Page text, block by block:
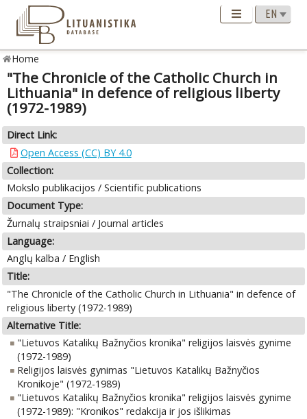
Home
"The Chronicle of the Catholic Church in
Lithuania" in defence of religious liberty
(1972-1989)
Direct Link:
Open Access (CC) BY 4.0
Collection:
Mokslo publikacijos / Scientific publications
Document Type:
Žurnalų straipsniai / Journal articles
Language:
Anglų kalba / English
Title:
"The Chronicle of the Catholic Church in Lithuania" in defence of
religious liberty (1972-1989)
Alternative Title:
"Lietuvos Katalikų Bažnyčios kronika" religijos laisvės gynime
(1972-1989)
Religijos laisvės gynimas "Lietuvos Katalikų Bažnyčios
Kronikoje" (1972-1989)
"Lietuvos Katalikų Bažnyčios kronika" religijos laisvės gynime
(1972-1989): "Kronikos" redakcija ir jos išlikimas